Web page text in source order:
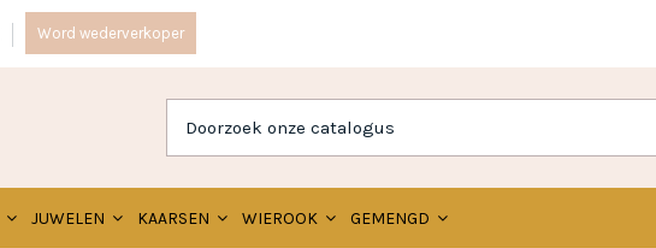
Word wederverkoper
JUWELEN KAARSEN WIEROOK GEMENGD